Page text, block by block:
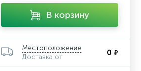
В корзину
Местоположение
Доставка от
0 ₽